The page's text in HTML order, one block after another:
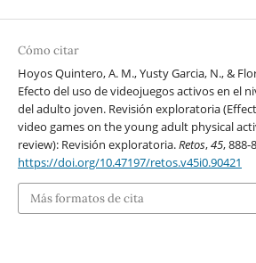
Cómo citar
Hoyos Quintero, A. M., Yusty Garcia, N., &
Efecto del uso de videojuegos activos en el
del adulto joven. Revisión exploratoria
video games on the young adult physical
review): Revisión exploratoria.Retos,45, 888-
https://doi.org/10.47197/retos.v45i0.90421
Más formatos de cita